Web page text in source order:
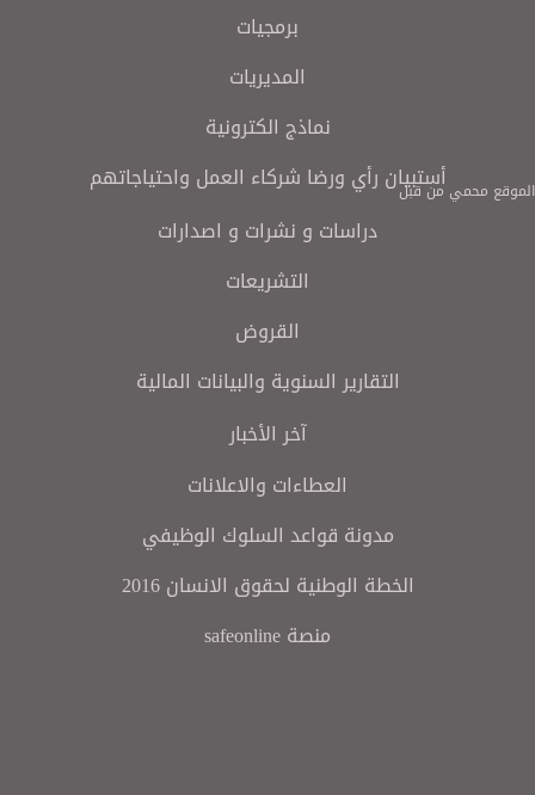
برمجيات
المديريات
نماذج الكترونية
أستبيان رأي ورضا شركاء العمل واحتياجاتهم
دراسات و نشرات و اصدارات
التشريعات
القروض
التقارير السنوية والبيانات المالية
آخر الأخبار
العطاءات والاعلانات
مدونة قواعد السلوك الوظيفي
الخطة الوطنية لحقوق الانسان 2016
منصة safeonline
الموقع محمي من قبل